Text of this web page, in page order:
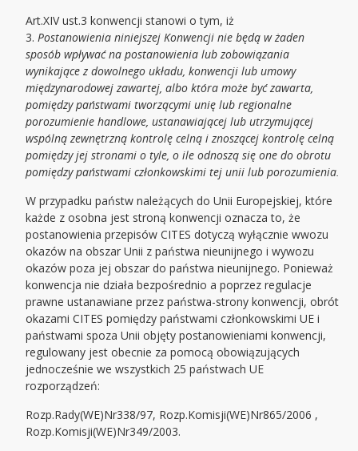
Art.XIV ust.3 konwencji stanowi o tym, iż
3.Postanowienia niniejszej Konwencji nie będą w żaden
sposób wpływać na postanowienia lub zobowiązania
wynikające z dowolnego układu, konwencji lub umowy
międzynarodowej zawartej, albo która może być zawarta,
pomiędzy państwami tworzącymi unię lub regionalne
porozumienie handlowe, ustanawiającej lub utrzymującej
wspólną zewnętrzną kontrolę celną i znoszącej kontrolę celną
pomiędzy jej stronami o tyle, o ile odnoszą się one do obrotu
pomiędzy państwami członkowskimi tej unii lub porozumienia.
W przypadku państw należących do Unii Europejskiej, które
każde z osobna jest stroną konwencji oznacza to, że
postanowienia przepisów CITES dotyczą wyłącznie wwozu
okazów na obszar Unii z państwa nieunijnego i wywozu
okazów poza jej obszar do państwa nieunijnego. Ponieważ
konwencja nie działa bezpośrednio a poprzez regulacje
prawne ustanawiane przez państwa-strony konwencji, obrót
okazami CITES pomiędzy państwami członkowskimi UE i
państwami spoza Unii objęty postanowieniami konwencji,
regulowany jest obecnie za pomocą obowiązujących
jednocześnie we wszystkich 25 państwach UE
rozporządzeń:
Rozp.Rady(WE)Nr338/97, Rozp.Komisji(WE)Nr865/2006 ,
Rozp.Komisji(WE)Nr349/2003.